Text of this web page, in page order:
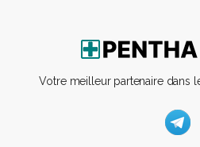
Votre meilleur partenaire dans